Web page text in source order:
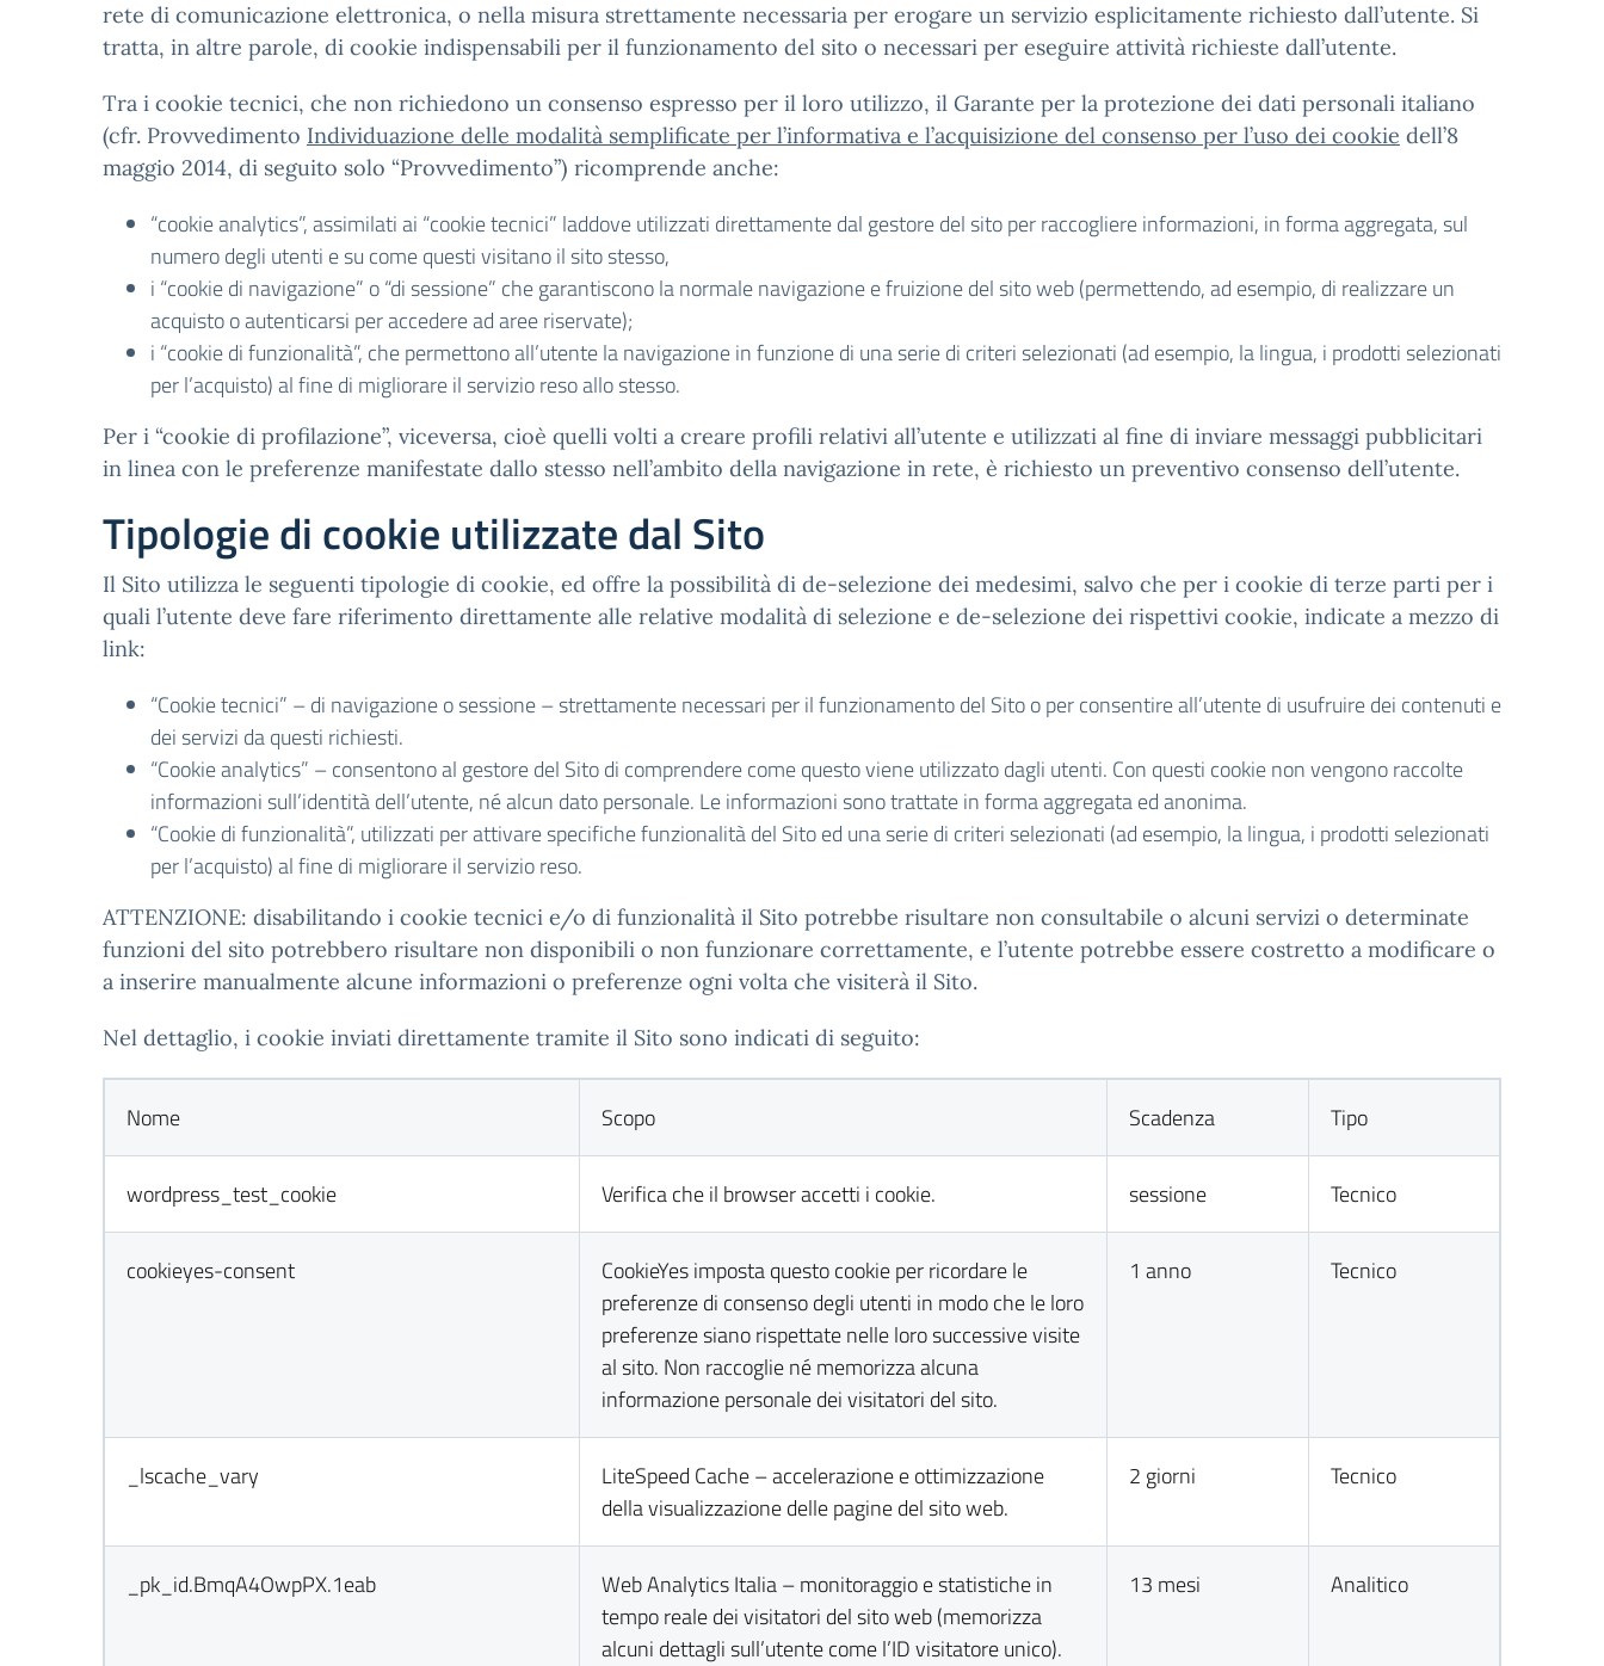
rete di comunicazione elettronica, o nella misura strettamente necessaria per erogare un servizio esplicitamente richiesto dall’utente. Si
tratta, in altre parole, di cookie indispensabili per il funzionamento del sito o necessari per eseguire attività richieste dall’utente.
Tra i cookie tecnici, che non richiedono un consenso espresso per il loro utilizzo, il Garante per la protezione dei dati personali italiano
(cfr. Provvedimento Individuazione delle modalità semplificate per l’informativa e l’acquisizione del consenso per l’uso dei cookie dell’8
maggio 2014, di seguito solo “Provvedimento”) ricomprende anche:
“cookie analytics”, assimilati ai “cookie tecnici” laddove utilizzati direttamente dal gestore del sito per raccogliere informazioni, in forma aggregata, sul
numero degli utenti e su come questi visitano il sito stesso,
i “cookie di navigazione” o “di sessione” che garantiscono la normale navigazione e fruizione del sito web (permettendo, ad esempio, di realizzare un
acquisto o autenticarsi per accedere ad aree riservate);
i “cookie di funzionalità”, che permettono all’utente la navigazione in funzione di una serie di criteri selezionati (ad esempio, la lingua, i prodotti selezionati
per l’acquisto) al fine di migliorare il servizio reso allo stesso.
Per i “cookie di profilazione”, viceversa, cioè quelli volti a creare profili relativi all’utente e utilizzati al fine di inviare messaggi pubblicitari
in linea con le preferenze manifestate dallo stesso nell’ambito della navigazione in rete, è richiesto un preventivo consenso dell’utente.
Tipologie di cookie utilizzate dal Sito
Il Sito utilizza le seguenti tipologie di cookie, ed offre la possibilità di de-selezione dei medesimi, salvo che per i cookie di terze parti per i
quali l’utente deve fare riferimento direttamente alle relative modalità di selezione e de-selezione dei rispettivi cookie, indicate a mezzo di
link:
“Cookie tecnici” – di navigazione o sessione – strettamente necessari per il funzionamento del Sito o per consentire all’utente di usufruire dei contenuti e
dei servizi da questi richiesti.
“Cookie analytics” – consentono al gestore del Sito di comprendere come questo viene utilizzato dagli utenti. Con questi cookie non vengono raccolte
informazioni sull’identità dell’utente, né alcun dato personale. Le informazioni sono trattate in forma aggregata ed anonima.
“Cookie di funzionalità”, utilizzati per attivare specifiche funzionalità del Sito ed una serie di criteri selezionati (ad esempio, la lingua, i prodotti selezionati
per l’acquisto) al fine di migliorare il servizio reso.
ATTENZIONE: disabilitando i cookie tecnici e/o di funzionalità il Sito potrebbe risultare non consultabile o alcuni servizi o determinate
funzioni del sito potrebbero risultare non disponibili o non funzionare correttamente, e l’utente potrebbe essere costretto a modificare o
a inserire manualmente alcune informazioni o preferenze ogni volta che visiterà il Sito.
Nel dettaglio, i cookie inviati direttamente tramite il Sito sono indicati di seguito:
Nome Scopo Scadenza Tipo
wordpress_test_cookie Verifica che il browser accetti i cookie. sessione Tecnico
cookieyes-consent
CookieYes imposta questo cookie per ricordare le
preferenze di consenso degli utenti in modo che le loro
preferenze siano rispettate nelle loro successive visite
al sito. Non raccoglie né memorizza alcuna
informazione personale dei visitatori del sito.
1 anno Tecnico
_lscache_vary
LiteSpeed Cache – accelerazione e ottimizzazione
della visualizzazione delle pagine del sito web.
2 giorni Tecnico
_pk_id.BmqA4OwpPX.1eab
Web Analytics Italia – monitoraggio e statistiche in
tempo reale dei visitatori del sito web (memorizza
alcuni dettagli sull’utente come l’ID visitatore unico).
13 mesi Analitico